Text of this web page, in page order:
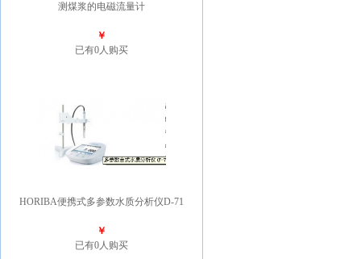
测煤浆的电磁流量计
￥
已有0人购买
HORIBA便携式多参数水质分析仪D-71
￥
已有0人购买